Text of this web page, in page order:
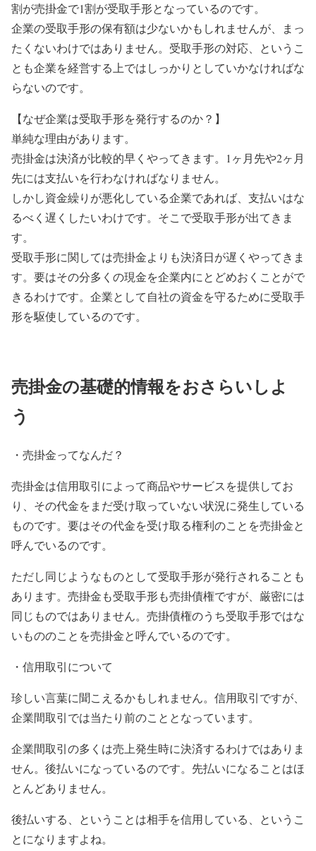
割が売掛金で1割が受取手形となっているのです。
企業の受取手形の保有額は少ないかもしれませんが、まっ
たくないわけではありません。受取手形の対応、というこ
とも企業を経営する上ではしっかりとしていかなければな
らないのです。
【なぜ企業は受取手形を発行するのか？】
単純な理由があります。
売掛金は決済が比較的早くやってきます。1ヶ月先や2ヶ月
先には支払いを行わなければなりません。
しかし資金繰りが悪化している企業であれば、支払いはな
るべく遅くしたいわけです。そこで受取手形が出てきま
す。
受取手形に関しては売掛金よりも決済日が遅くやってきま
す。要はその分多くの現金を企業内にとどめおくことがで
きるわけです。企業として自社の資金を守るために受取手
形を駆使しているのです。
売掛金の基礎的情報をおさらいしよ
う
・売掛金ってなんだ？
売掛金は信用取引によって商品やサービスを提供してお
り、その代金をまだ受け取っていない状況に発生している
ものです。要はその代金を受け取る権利のことを売掛金と
呼んでいるのです。
ただし同じようなものとして受取手形が発行されることも
あります。売掛金も受取手形も売掛債権ですが、厳密には
同じものではありません。売掛債権のうち受取手形ではな
いもののことを売掛金と呼んでいるのです。
・信用取引について
珍しい言葉に聞こえるかもしれません。信用取引ですが、
企業間取引では当たり前のこととなっています。
企業間取引の多くは売上発生時に決済するわけではありま
せん。後払いになっているのです。先払いになることはほ
とんどありません。
後払いする、ということは相手を信用している、というこ
とになりますよね。